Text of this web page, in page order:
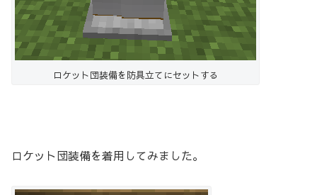
ロケット団装備を防具立てにセットする
ロケット団装備を着用してみました。